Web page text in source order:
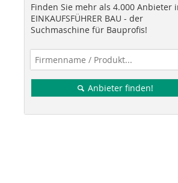
Finden Sie mehr als 4.000 Anbieter
EINKAUFSFÜHRER BAU - der
Suchmaschine für Bauprofis!
Anbieter finden!